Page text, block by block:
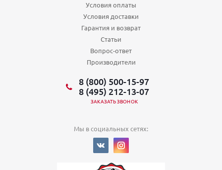
Условия оплаты
Условия доставки
Гарантия и возврат
Статьи
Вопрос-ответ
Производители
8 (800) 500-15-97
8 (495) 212-13-07
ЗАКАЗАТЬ ЗВОНОК
Мы в социальных сетях: